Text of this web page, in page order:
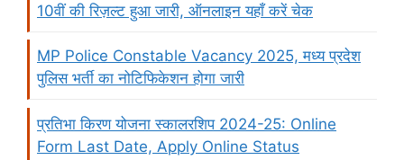
10वीं की रिज़ल्ट हुआ जारी, ऑनलाइन यहाँ करें चेक
MP Police Constable Vacancy 2025, मध्य प्रदेश
पुलिस भर्ती का नोटिफिकेशन होगा जारी
प्रतिभा किरण योजना स्कालरशिप 2024-25: Online
Form Last Date, Apply Online Status